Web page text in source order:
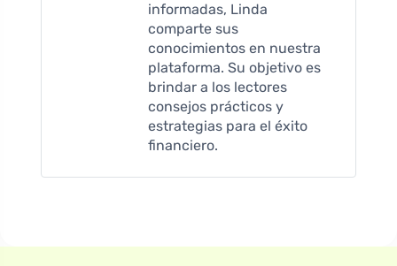
informadas, Linda
comparte sus
conocimientos en nuestra
plataforma. Su objetivo es
brindar a los lectores
consejos prácticos y
estrategias para el éxito
financiero.